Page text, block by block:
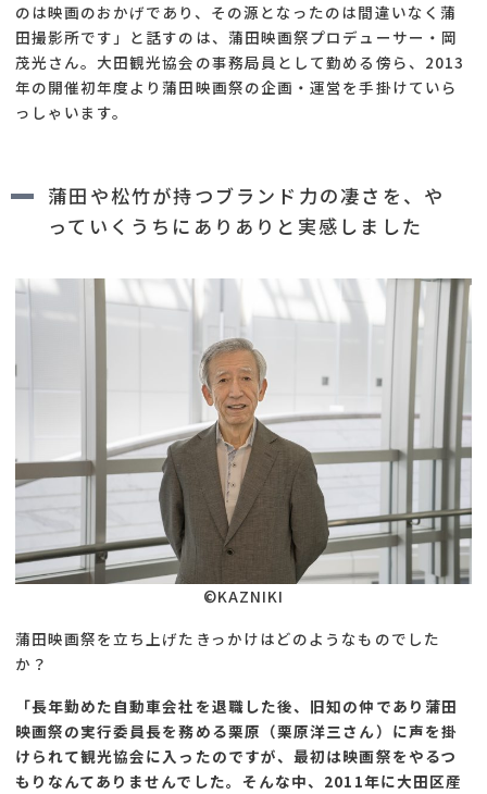
のは映画のおかげであり、その源となったのは間違いなく蒲
田撮影所です」と話すのは、蒲田映画祭プロデューサー・岡
茂光さん。大田観光協会の事務局員として勤める傍ら、2013
年の開催初年度より蒲田映画祭の企画・運営を手掛けていら
っしゃいます。
蒲田や松竹が持つブランド力の凄さを、や
っていくうちにありありと実感しました
©KAZNIKI
蒲田映画祭を立ち上げたきっかけはどのようなものでした
か？
「長年勤めた自動車会社を退職した後、旧知の仲であり蒲田
映画祭の実行委員長を務める栗原（栗原洋三さん）に声を掛
けられて観光協会に入ったのですが、最初は映画祭をやるつ
もりなんてありませんでした。そんな中、2011年に大田区産